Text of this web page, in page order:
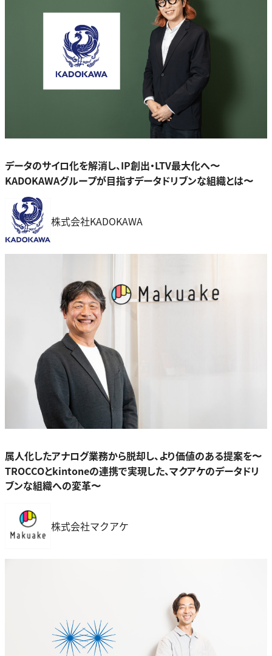
データのサイロ化を解消し、IP創出・LTV最大化へ〜
KADOKAWAグループが目指すデータドリブンな組織とは〜
株式会社KADOKAWA
属人化したアナログ業務から脱却し、より価値のある提案を〜
TROCCOとkintoneの連携で実現した、マクアケのデータドリ
ブンな組織への変革〜
株式会社マクアケ